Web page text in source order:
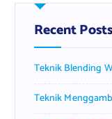
h
f
o
:
Recent Posts
Teknik Blending
Teknik